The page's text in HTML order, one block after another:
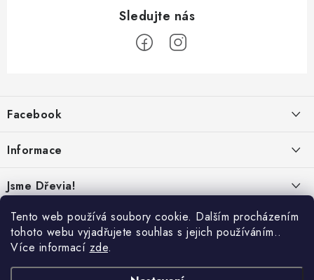
Tento web používá soubory cookie. Dalším procházením
tohoto webu vyjadřujete souhlas s jejich používáním..
Více informací zde.
p
a
Facebook
Informace
Reklamace & vrácení
Hodnocení
Jsme Dřevia!
Kontakt
Náš příběh
Udržitelnost